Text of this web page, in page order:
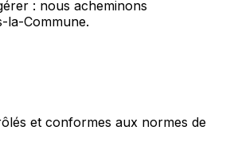
: nous acheminons
la-Commune.
et conformes aux normes de